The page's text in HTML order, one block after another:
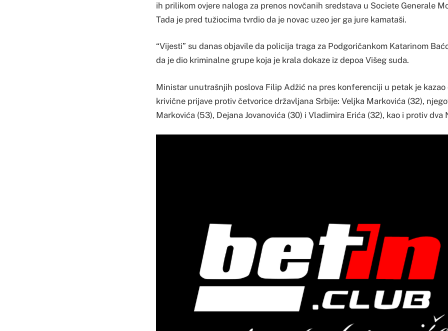
ih prilikom ovjere naloga za prenos novčanih sredstava u Societe Generale
Tada je pred tužiocima tvrdio da je novac uzeo jer ga jure kamataši.
“Vijesti” su danas objavile da policija traga za Podgoričankom Katarinom
da je dio kriminalne grupe koja je krala dokaze iz depoa Višeg suda.
Ministar unutrašnjih poslova Filip Adžić na pres konferenciji u petak je
krivične prijave protiv četvorice državljana Srbije: Veljka Markovića (32),
Markovića (53), Dejana Jovanovića (30) i Vladimira Erića (32), kao i protiv dva